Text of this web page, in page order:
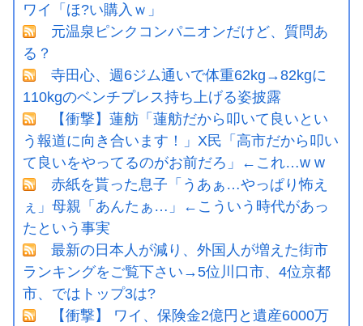
ワイ「ほ?い購入ｗ」
元温泉ピンクコンパニオンだけど、質問あ
る？
寺田心、週6ジム通いで体重62kg→82kgに
110kgのベンチプレス持ち上げる姿披露
【衝撃】蓮舫「蓮舫だから叩いて良いとい
う報道に向き合います！」X民「高市だから叩い
て良いをやってるのがお前だろ」←これ…w w
赤紙を貰った息子「うあぁ…やっぱり怖え
ぇ」母親「あんたぁ…」←こういう時代があっ
たという事実
最新の日本人が減り、外国人が増えた街市
ランキングをご覧下さい→5位川口市、4位京都
市、ではトップ3は?
【衝撃】 ワイ、保険金2億円と遺産6000万